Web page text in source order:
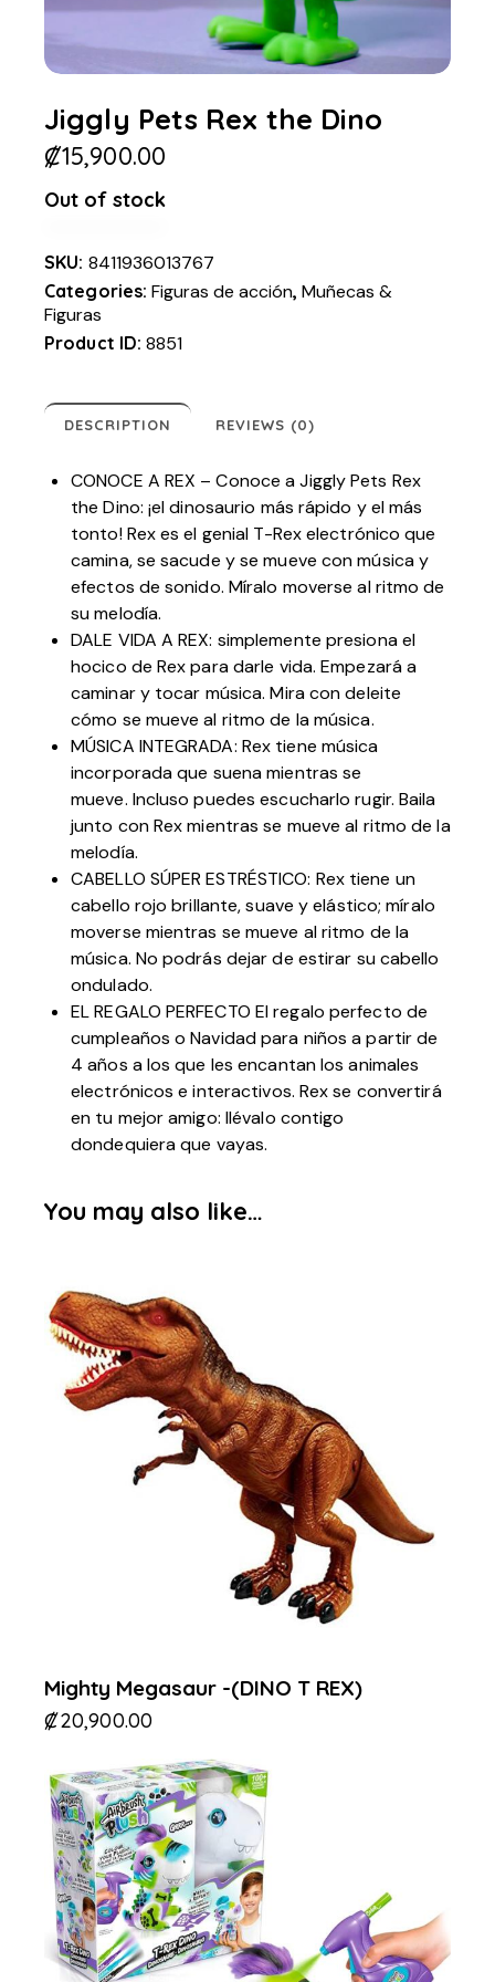
Jiggly Pets Rex the Dino
₡15,900.00
Out of stock
SKU: 8411936013767
Categories:Figuras de acción,Muñecas &
Figuras
Product ID:8851
DESCRIPTION REVIEWS (0)
CONOCE A REX – Conoce a Jiggly Pets Rex
the Dino: ¡el dinosaurio más rápido y el más
tonto! Rex es el genial T-Rex electrónico que
camina, se sacude y se mueve con música y
efectos de sonido. Míralo moverse al ritmo de
su melodía.
DALE VIDA A REX: simplemente presiona el
hocico de Rex para darle vida. Empezará a
caminar y tocar música. Mira con deleite
cómo se mueve al ritmo de la música.
MÚSICA INTEGRADA: Rex tiene música
incorporada que suena mientras se
mueve. Incluso puedes escucharlo rugir. Baila
junto con Rex mientras se mueve al ritmo de la
melodía.
CABELLO SÚPER ESTRÉSTICO: Rex tiene un
cabello rojo brillante, suave y elástico; míralo
moverse mientras se mueve al ritmo de la
música. No podrás dejar de estirar su cabello
ondulado.
EL REGALO PERFECTO El regalo perfecto de
cumpleaños o Navidad para niños a partir de
4 años a los que les encantan los animales
electrónicos e interactivos. Rex se convertirá
en tu mejor amigo: llévalo contigo
dondequiera que vayas.
You may also like…
Mighty Megasaur -(DINO T REX)
₡20,900.00